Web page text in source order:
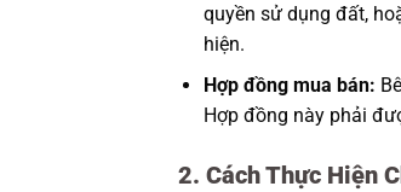
quyền sử dụng đất,
hiện.
Hợp đồng mua bán:
Hợp đồng này phải
2. Cách Thực Hiện